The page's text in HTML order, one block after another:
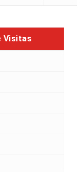
Visitas